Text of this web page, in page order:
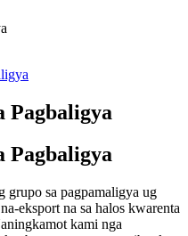
Pagbaligya
Pagbaligya
grupo sa pagpamaligya ug
eksport na sa halos kwarenta
kami nga